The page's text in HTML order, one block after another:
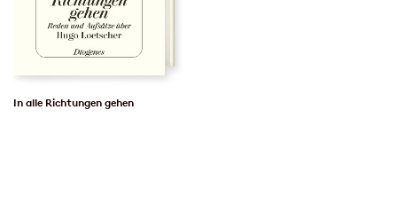
In alle Richtungen gehen